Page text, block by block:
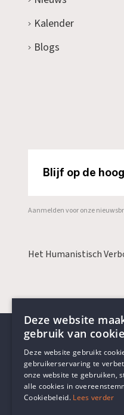
Kalender
Blogs
Blijf op de
Aanmelden voor onze
Het Humanistisch
Deze website
gebruik van
Deze website gebruikt
gebruikerservaring te
onze website te gebruiken,
alle cookies in
Cookiebeleid. Lees verder